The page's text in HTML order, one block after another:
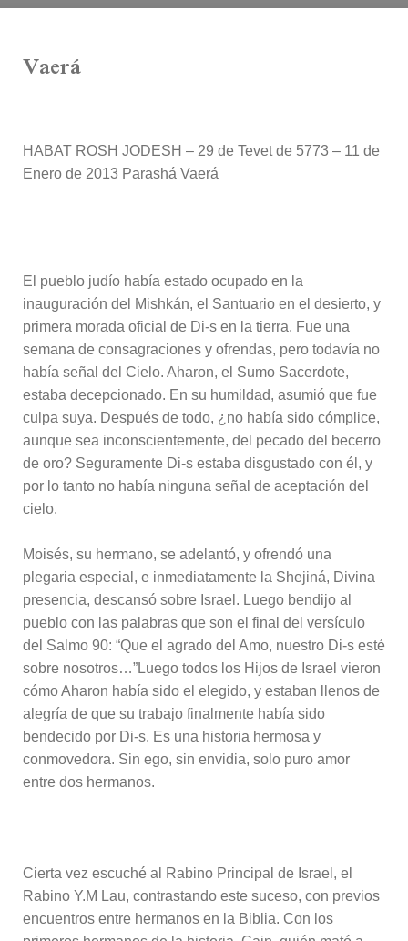
Vaerá
HABAT ROSH JODESH – 29 de Tevet de 5773 – 11 de
Enero de 2013 Parashá Vaerá
El pueblo judío había estado ocupado en la
inauguración del Mishkán, el Santuario en el desierto, y
primera morada oficial de Di-s en la tierra. Fue una
semana de consagraciones y ofrendas, pero todavía no
había señal del Cielo. Aharon, el Sumo Sacerdote,
estaba decepcionado. En su humildad, asumió que fue
culpa suya. Después de todo, ¿no había sido cómplice,
aunque sea inconscientemente, del pecado del becerro
de oro? Seguramente Di-s estaba disgustado con él, y
por lo tanto no había ninguna señal de aceptación del
cielo.
Moisés, su hermano, se adelantó, y ofrendó una
plegaria especial, e inmediatamente la Shejiná, Divina
presencia, descansó sobre Israel. Luego bendijo al
pueblo con las palabras que son el final del versículo
del Salmo 90: “Que el agrado del Amo, nuestro Di-s esté
sobre nosotros…”Luego todos los Hijos de Israel vieron
cómo Aharon había sido el elegido, y estaban llenos de
alegría de que su trabajo finalmente había sido
bendecido por Di-s. Es una historia hermosa y
conmovedora. Sin ego, sin envidia, solo puro amor
entre dos hermanos.
Cierta vez escuché al Rabino Principal de Israel, el
Rabino Y.M Lau, contrastando este suceso, con previos
encuentros entre hermanos en la Biblia. Con los